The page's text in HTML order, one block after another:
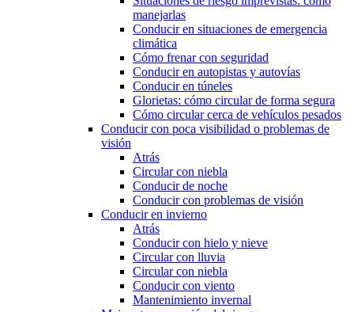
manejarlas
Conducir en situaciones de emergencia
climática
Cómo frenar con seguridad
Conducir en autopistas y autovías
Conducir en túneles
Glorietas: cómo circular de forma segura
Cómo circular cerca de vehículos pesados
Conducir con poca visibilidad o problemas de
visión
Atrás
Circular con niebla
Conducir de noche
Conducir con problemas de visión
Conducir en invierno
Atrás
Conducir con hielo y nieve
Circular con lluvia
Circular con niebla
Conducir con viento
Mantenimiento invernal